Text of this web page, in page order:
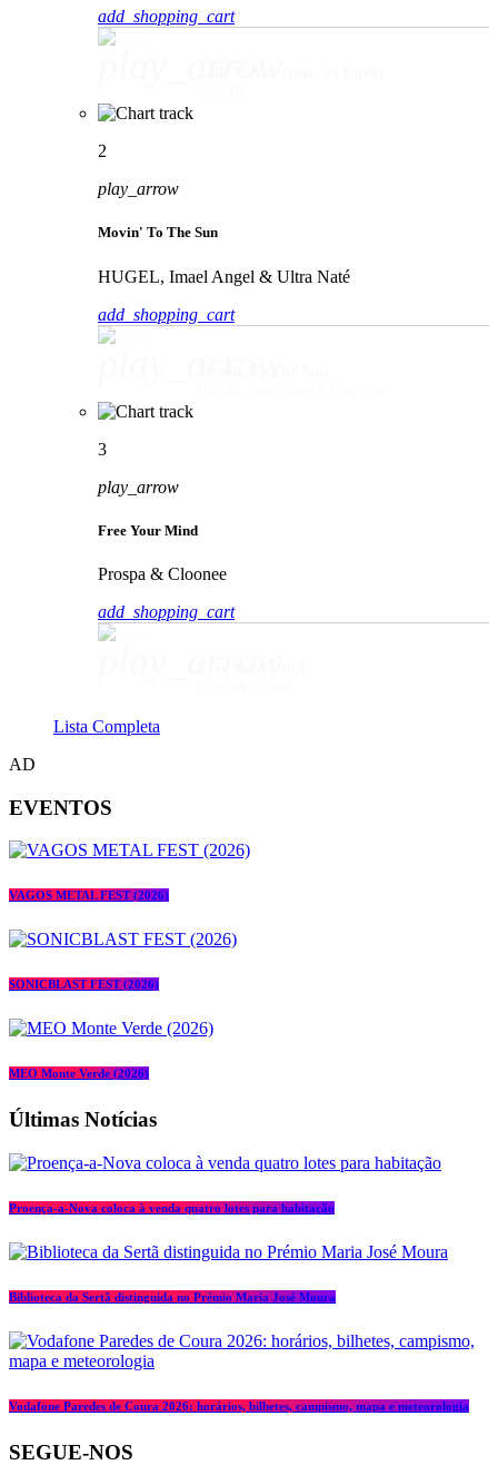
add_shopping_cart
2
play_arrow
Movin' To The Sun
HUGEL, Imael Angel & Ultra Naté
add_shopping_cart
3
play_arrow
Free Your Mind
Prospa & Cloonee
add_shopping_cart
Lista Completa
AD
EVENTOS
VAGOS METAL FEST (2026)
SONICBLAST FEST (2026)
MEO Monte Verde (2026)
Últimas Notícias
Proença-a-Nova coloca à venda quatro lotes para habitação
Biblioteca da Sertã distinguida no Prémio Maria José Moura
Vodafone Paredes de Coura 2026: horários, bilhetes, campismo, mapa e meteorologia
SEGUE-NOS